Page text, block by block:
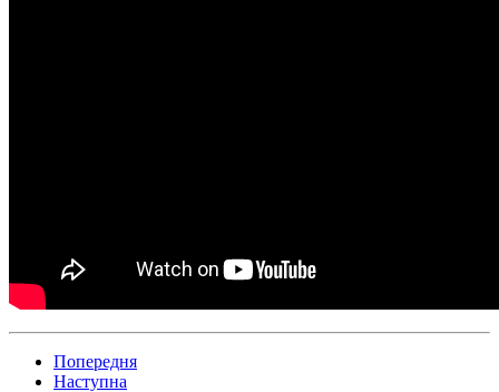
Попередня
Наступна